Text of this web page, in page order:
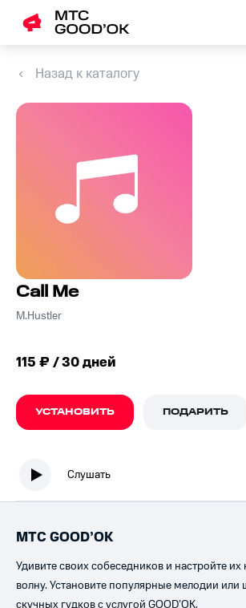
Назад к каталогу
Call Me
M.Hustler
115 ₽ / 30 дней
УСТАНОВИТЬ ПОДАРИТЬ
Слушать
МТС GOOD’OK
Удивите своих собеседников и настройте
волну. Установите популярные мелодии или
скучных гудков с услугой GOOD’OK.